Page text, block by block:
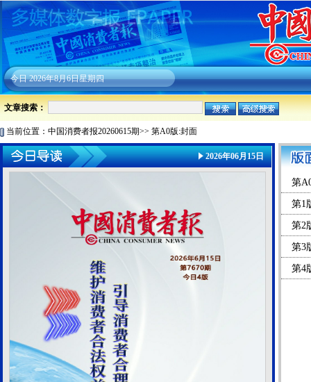
今日2026年8月6日星期四
文章搜索：
当前位置： 中国消费者报20260615期>> 第A0版:封面
2026年06月15日
第
第1
第2
第3
第4